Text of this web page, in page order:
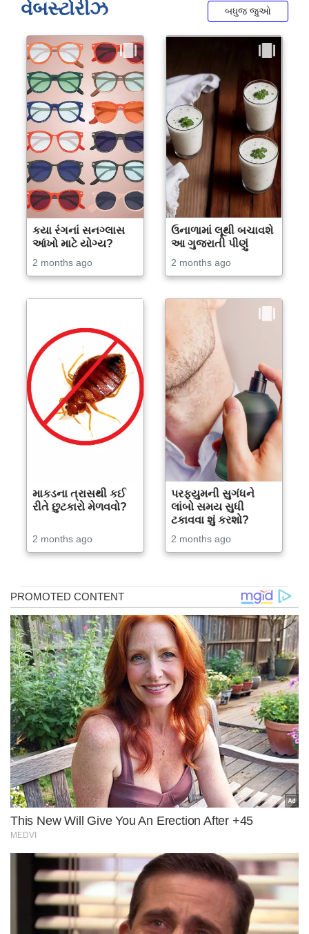
વેબસ્ટોરીઝ બધુજ જુઓ
કયા રંગનાં સનગ્લાસ
આંખો માટે યોગ્ય?
2 months ago
ઉનાળામાં લૂથી બચાવશે
આ ગુજરાતી પીણું
2 months ago
માકડના ત્રાસથી કઈ
રીતે છુટકારો મેળવવો?
2 months ago
પરફ્યુમની સુગંધને
લાંબો સમય સુધી
ટકાવવા શું કરશો?
2 months ago